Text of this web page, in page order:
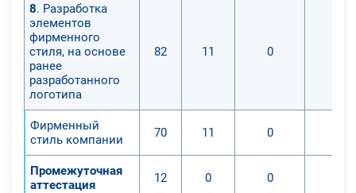
8. Разработка
элементов
фирменного
стиля, на основе
ранее
разработанного
логотипа
82 11 0
Фирменный
стиль компании
70 11 0
Промежуточная
аттестация
12 0 0